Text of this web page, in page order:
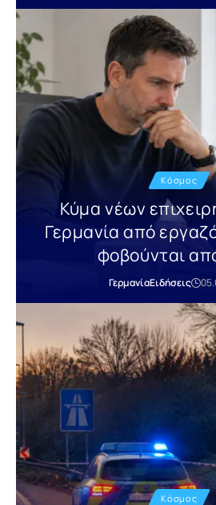
Κόσμος
Κύμα νέων
Γερμανία από
φοβούνται
ΓερμανίαΕιδήσεις
Κόσμος